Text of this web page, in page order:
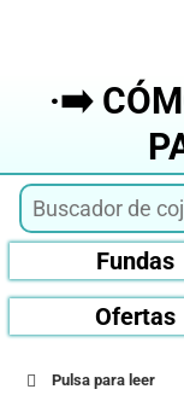
·➡️
Fundas
Ofertas
Pulsa para leer